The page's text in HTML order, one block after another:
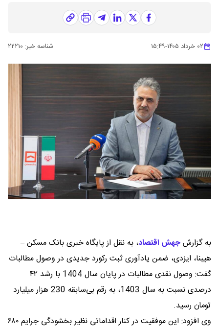
۰۲ خرداد ۱۴۰۵ -۱۵:۴۹ شناسه خبر: ۲۲۲۱۰
به گزارشجهش اقتصاد، به نقل از پایگاه خبری بانک مسکن –
هیبنا، ایزدی، ضمن یادآوری ثبت رکورد جدیدی در وصول مطالبات
گفت: وصول نقدی مطالبات در پایان سال 1404 با رشد ۴۲
درصدی نسبت به سال 1403، به رقم بی‌سابقه 230 هزار میلیارد
تومان رسید.
وی افزود: این موفقیت در کنار اقداماتی نظیر بخشودگی جرایم ۶۸۰